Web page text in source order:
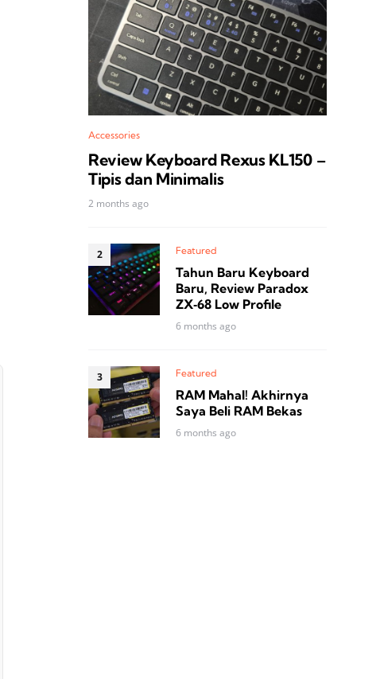
Accessories
Review Keyboard Rexus KL150 –
Tipis dan Minimalis
2 months ago
Featured
Tahun Baru Keyboard
Baru, Review Paradox
ZX‑68 Low Profile
6 months ago
Featured
RAM Mahal! Akhirnya
Saya Beli RAM Bekas
6 months ago